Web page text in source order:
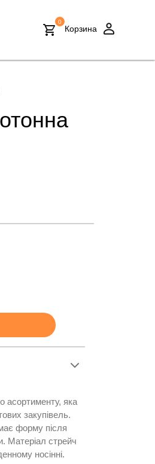
0
Корзина
асортименту, яка
закупівель.
форму після
Матеріал стрейч
носінні.